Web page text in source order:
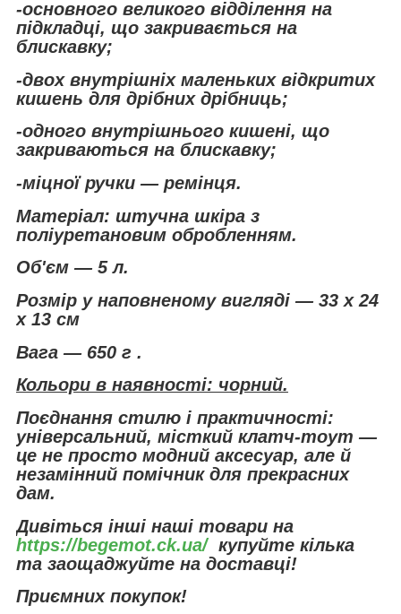
-основного великого відділення на
підкладці, що закривається на
блискавку;
-двох внутрішніх маленьких відкритих
кишень для дрібних дрібниць;
-одного внутрішнього кишені, що
закриваються на блискавку;
-міцної ручки — ремінця.
Матеріал: штучна шкіра з
поліуретановим обробленням.
Об'єм — 5 л.
Розмір у наповненому вигляді — 33 х 24
х 13 см
Вага — 650 г .
Кольори в наявності: чорний.
Поєднання стилю і практичності:
універсальний, місткий клатч-тоут —
це не просто модний аксесуар, але й
незамінний помічник для прекрасних
дам.
Дивіться інші наші товари на
https://begemot.ck.ua/купуйте кілька
та заощаджуйте на доставці!
Приємних покупок!